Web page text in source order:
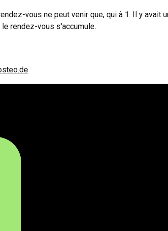
vous ne peut venir que, qui à 1. Il y avait
rendez-vous s'accumule.